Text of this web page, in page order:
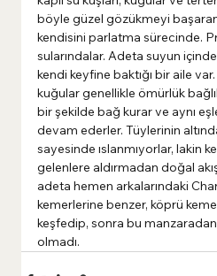
böyle güzel gözükmeyi
kendisini parlatma sürecinde.
sularındalar. Adeta suyun
kendi keyfine baktığı bir aile
kuğular genellikle ömürlük
bir şekilde bağ kurar ve aynı
devam ederler. Tüylerinin
sayesinde ıslanmıyorlar, lakin
gelenlere aldırmadan doğal
adeta hemen arkalarındaki
kemerlerine benzer, köprü
keşfedip, sonra bu
olmadı.